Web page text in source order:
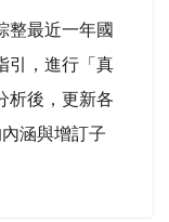
最近一年國
引，進行「真
析後，更新各
涵與增訂子